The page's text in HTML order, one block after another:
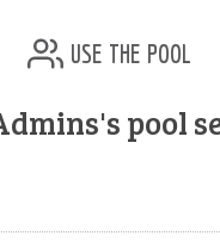
use the pool
pool